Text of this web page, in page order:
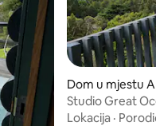
Dom u mjestu
Studio Great
Apollo Bayu
Lokacija ·